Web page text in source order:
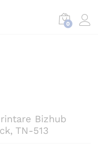
0
Bizhub
TN-513